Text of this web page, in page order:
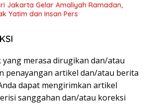
Jakarta Gelar Amaliyah Ramadan,
Yatim dan Insan Pers
yang merasa dirugikan dan/atau
penayangan artikel dan/atau berita
dapat mengirimkan artikel
sanggahan dan/atau koreksi